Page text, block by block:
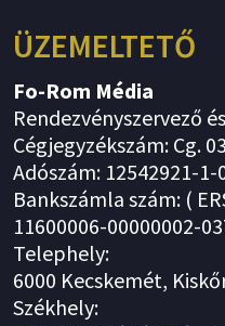
ÜZEMELTETŐ
Fo-Rom Média
Rendezvényszervező
Cégjegyzékszám: Cg.
Adószám: 12542921-1-
Bankszámla szám: (
11600006-00000002-
Telephely:
6000 Kecskemét,
Székhely: